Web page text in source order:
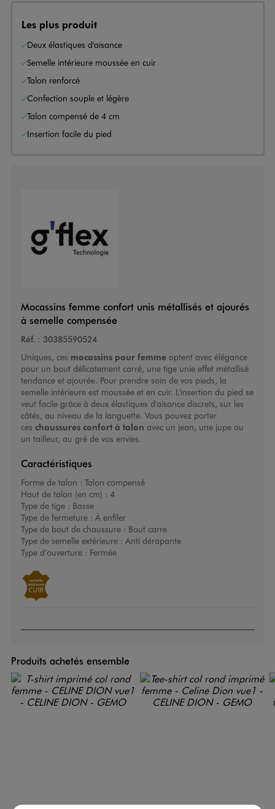
Les plus produit
Deux élastiques d'aisance
Semelle intérieure moussée en cuir
Talon renforcé
Confection souple et légère
Talon compensé de 4 cm
Insertion facile du pied
Mocassins femme confort unis métallisés et ajourés
à semelle compensée
Réf. : 30385590524
Uniques, ces mocassins pour femmeoptent avec élégance
pour un bout délicatement carré, une tige unie effet métallisé
tendance et ajourée. Pour prendre soin de vos pieds, la
semelle intérieure est moussée et en cuir. L'insertion du pied se
veut facile grâce à deux élastiques d'aisance discrets, sur les
côtés, au niveau de la languette. Vous pouvez porter
ces chaussures confort à talon avec un jean, une jupe ou
un tailleur, au gré de vos envies.
Caractéristiques
Forme de talon : Talon compensé
Haut de talon (en cm) : 4
Type de tige : Basse
Type de fermeture : À enfiler
Type de bout de chaussure : Bout carre
Type de semelle extérieure : Anti dérapante
Type d’ouverture : Fermée
Produits achetés ensemble